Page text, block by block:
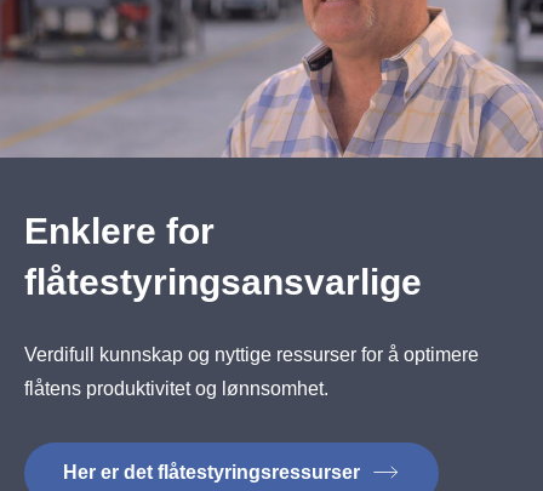
Enklere for
flåtestyringsansvarlige
Verdifull kunnskap og nyttige ressurser for å optimere
flåtens produktivitet og lønnsomhet.
Her er det flåtestyringsressurser